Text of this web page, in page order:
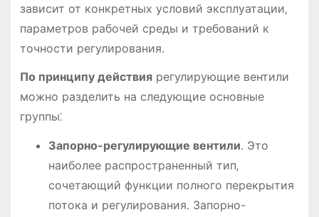
зависит от конкретных условий эксплуатации‚
параметров рабочей среды и требований к
точности регулирования.
По принципу действиярегулирующие вентили
можно разделить на следующие основные
группы⁚
Запорно-регулирующие вентили. Это
наиболее распространенный тип‚
сочетающий функции полного перекрытия
потока и регулирования. Запорно-